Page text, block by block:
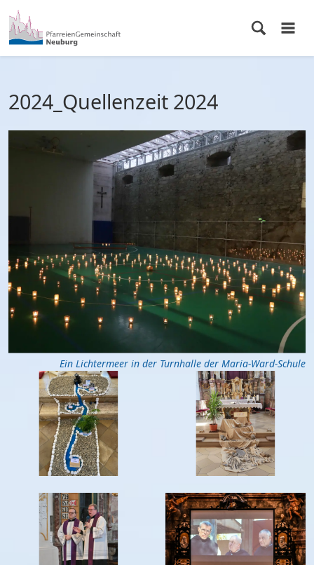
2024_Quellenzeit 2024
Ein Lichtermeer in der Turnhalle der Maria-Ward-Schule